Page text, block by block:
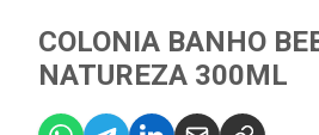
COLONIA BANHO
NATUREZA 300ML